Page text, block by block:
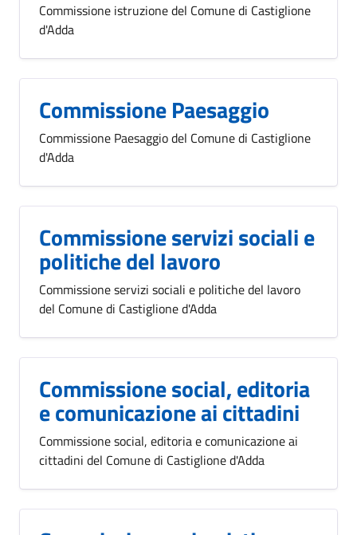
Commissione istruzione del Comune di Castiglione
d'Adda
Commissione Paesaggio
Commissione Paesaggio del Comune di Castiglione
d'Adda
Commissione servizi sociali e
politiche del lavoro
Commissione servizi sociali e politiche del lavoro
del Comune di Castiglione d'Adda
Commissione social, editoria
e comunicazione ai cittadini
Commissione social, editoria e comunicazione ai
cittadini del Comune di Castiglione d'Adda